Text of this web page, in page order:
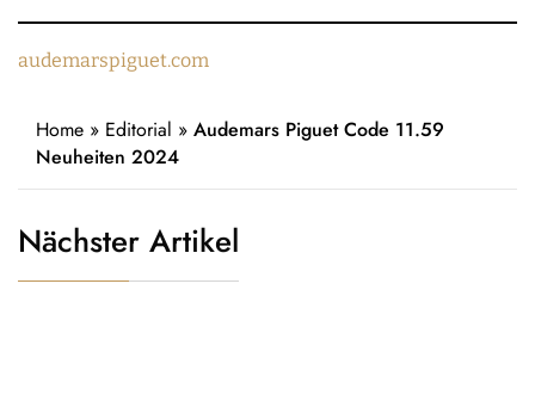
audemarspiguet.com
Home » Editorial » Audemars Piguet Code 11.59
Neuheiten 2024
Nächster Artikel